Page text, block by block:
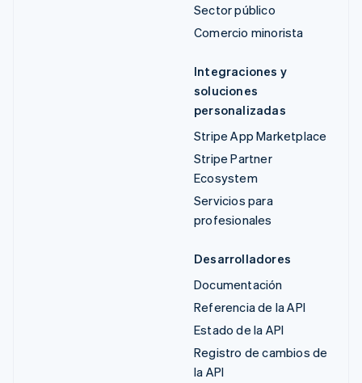
Sector público
Comercio minorista
Integraciones y
soluciones
personalizadas
Stripe App Marketplace
Stripe Partner
Ecosystem
Servicios para
profesionales
Desarrolladores
Documentación
Referencia de la API
Estado de la API
Registro de cambios de
la API